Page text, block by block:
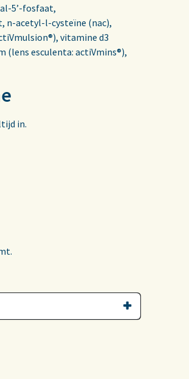
5’-fosfaat,
n-acetyl-l-cysteïne (nac),
vitamine d3
(lens esculenta: actiVmins®),
in.